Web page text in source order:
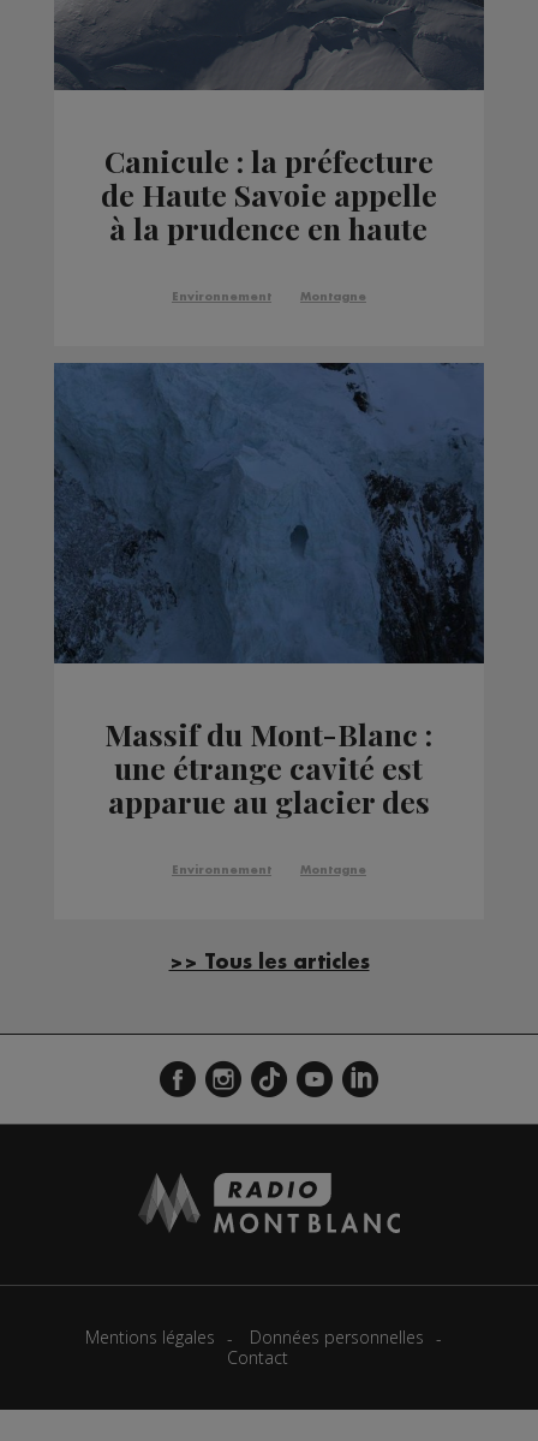
Canicule : la préfecture
de Haute Savoie appelle
à la prudence en haute
Environnement Montagne
Massif du Mont-Blanc :
une étrange cavité est
apparue au glacier des
Environnement Montagne
>> Tous les articles
Mentions légales
Données personnelles
Contact